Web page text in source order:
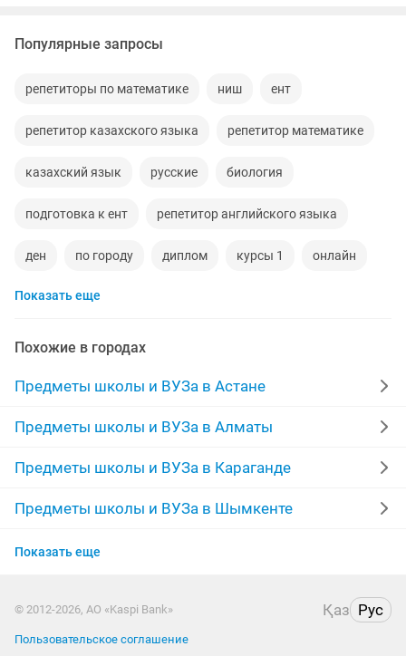
Популярные запросы
репетиторы по математике ниш ент
репетитор казахского языка репетитор математике
казахский язык русские биология
подготовка к ент репетитор английского языка
ден по городу диплом курсы 1 онлайн
центр обучение языку
русский казахский язык услуги
олимпиада материалы форма
мектепке сынып учител уроки языка
курсы языков учитель английского языка
репетитор в ниш
Показать еще
Похожие в городах
Предметы школы и ВУЗа в Астане
Предметы школы и ВУЗа в Алматы
Предметы школы и ВУЗа в Караганде
Предметы школы и ВУЗа в Шымкенте
Предметы школы и ВУЗа в Усть-Каменогорске
Предметы школы и ВУЗа в Костанае
Показать еще
© 2012-2026, АО «Kaspi Bank» Қаз Рус
Пользовательское соглашение